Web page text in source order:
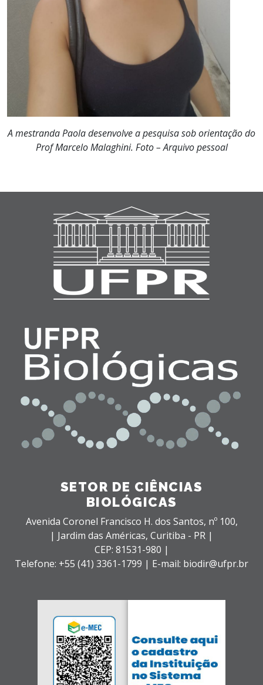
A mestranda Paola desenvolve a pesquisa sob orientação do
Prof Marcelo Malaghini. Foto – Arquivo pessoal
SETOR DE CIÊNCIAS
BIOLÓGICAS
Avenida Coronel Francisco H. dos Santos, nº 100,
| Jardim das Américas, Curitiba - PR |
CEP: 81531-980 |
Telefone: +55 (41) 3361-1799 | E-mail: biodir@ufpr.br